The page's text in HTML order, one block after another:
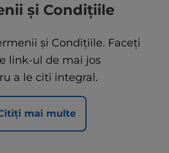
și Condițiile
și Condițiile. Faceți
link-ul de mai jos
a le citi integral.
mai multe